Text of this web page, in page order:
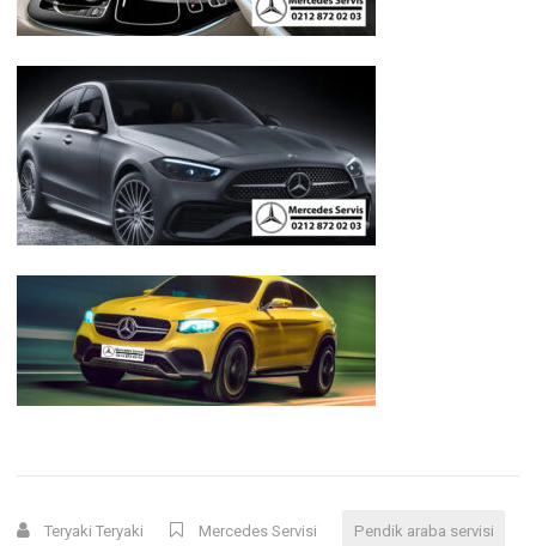
Teryaki Teryaki Mercedes Servisi Pendik araba servisi